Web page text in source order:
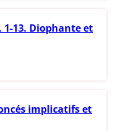
1-13. Diophante et
implicatifs et